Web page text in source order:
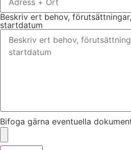
Beskriv ert behov,
startdatum
Bifoga gärna eventuella